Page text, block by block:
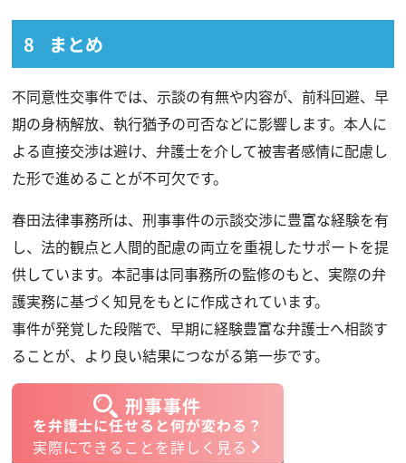
まとめ
不同意性交事件では、示談の有無や内容が、前科回避、早
期の身柄解放、執行猶予の可否などに影響します。 本人に
よる直接交渉は避け、弁護士を介して被害者感情に配慮し
た形で進めることが不可欠です。
春田法律事務所は、刑事事件の示談交渉に豊富な経験を有
し、法的観点と人間的配慮の両立を重視したサポートを提
供しています。 本記事は同事務所の監修のもと、実際の弁
護実務に基づく知見をもとに作成されています。
事件が発覚した段階で、早期に経験豊富な弁護士へ相談す
ることが、より良い結果につながる第一歩です。
刑事事件
を弁護士に任せると何が変わる？
実際にできることを詳しく見る